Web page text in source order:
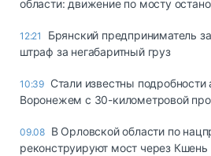
области: движение по мосту
12:21
Брянский предприниматель
штраф за негабаритный груз
10:39 Стали известны подробности
Воронежем с 30-километровой
09.08 В Орловской области по
реконструируют мост через